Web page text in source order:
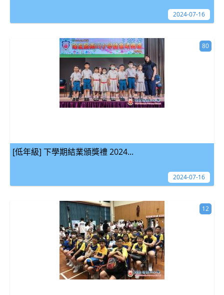
2024-07-16
[低年級] 下學期結業頒獎禮 2024...
80
2024-07-16
12